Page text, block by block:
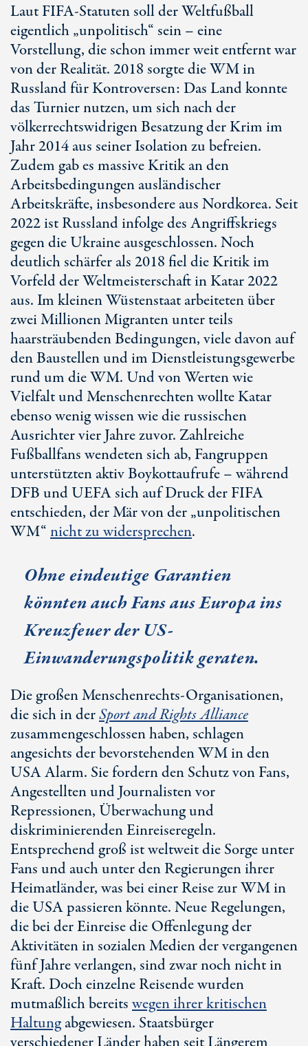
Laut FIFA-Statuten soll der Weltfußball
eigentlich „unpolitisch“ sein – eine
Vorstellung, die schon immer weit entfernt war
von der Realität. 2018 sorgte die WM in
Russland für Kontroversen: Das Land konnte
das Turnier nutzen, um sich nach der
völkerrechtswidrigen Besatzung der Krim im
Jahr 2014 aus seiner Isolation zu befreien.
Zudem gab es massive Kritik an den
Arbeitsbedingungen ausländischer
Arbeitskräfte, insbesondere aus Nordkorea. Seit
2022 ist Russland infolge des Angriffskriegs
gegen die Ukraine ausgeschlossen. Noch
deutlich schärfer als 2018 fiel die Kritik im
Vorfeld der Weltmeisterschaft in Katar 2022
aus. Im kleinen Wüstenstaat arbeiteten über
zwei Millionen Migranten unter teils
haarsträubenden Bedingungen, viele davon auf
denBaustellen und im Dienstleistungsgewerbe
rund um die WM. Und von Werten wie
Vielfalt und Menschenrechten wollte Katar
ebenso wenig wissen wie die russischen
Ausrichter vier Jahre zuvor. Zahlreiche
Fußballfans wendeten sich ab, Fangruppen
unterstützten aktiv Boykottaufrufe – während
DFB und UEFA sich auf Druck der FIFA
entschieden, der Mär von der „unpolitischen
WM“nicht zu widersprechen.
Ohne eindeutige Garantien
könnten auch Fans aus Europa ins
Kreuzfeuer der US-
Einwanderungspolitik geraten.
Die großen Menschenrechts-Organisationen,
die sich in derSport and Rights Alliance
zusammengeschlossen haben, schlagen
angesichts der bevorstehenden WM in den
USA Alarm. Sie fordern den Schutz von Fans,
Angestellten und Journalisten vor
Repressionen, Überwachung und
diskriminierenden Einreiseregeln.
Entsprechend groß ist weltweit die Sorge unter
Fans und auch unter den Regierungen ihrer
Heimatländer, was bei einer Reise zur WM in
die USA passieren könnte. Neue Regelungen,
die bei der Einreise die Offenlegung der
Aktivitäten in sozialen Medien der vergangenen
fünf Jahre verlangen, sind zwar noch nicht in
Kraft. Doch einzelne Reisende wurden
mutmaßlich bereitswegen ihrer kritischen
Haltungabgewiesen. Staatsbürger